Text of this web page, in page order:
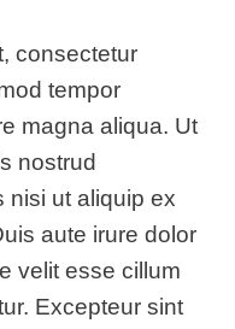
consectetur
tempor
magna aliqua. Ut
nostrud
nisi ut aliquip ex
aute irure dolor
velit esse cillum
Excepteur sint